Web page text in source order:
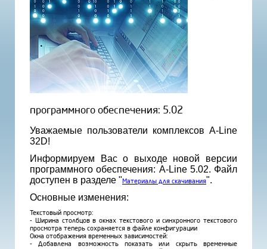
программного обеспечения: 5.02
Уважаемые пользователи комплексов A-Line
32D!
Информируем Вас о выходе новой версии
программного обеспечения: A-Line 5.02. Файл
доступен в разделе " Материалы для скачивания".
Основные изменения:
Текстовый просмотр:
- Ширина столбцов в окнах текстового и синхронного текстового
просмотра теперь сохраняется в файле конфигурации
Окна отображения временных зависимостей:
- Добавлена возможность показать или скрыть временные